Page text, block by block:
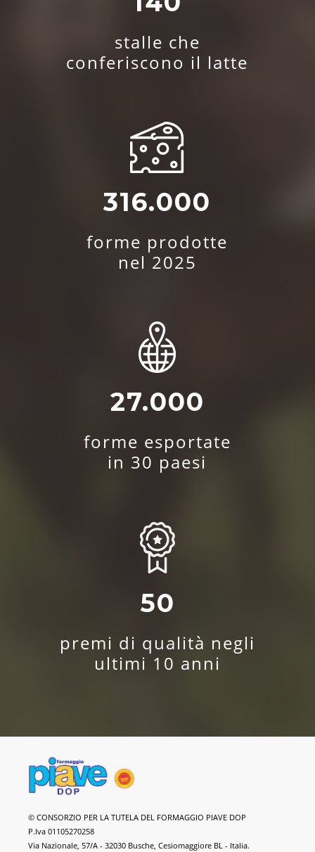
stalle che
conferiscono il latte
316.000
forme prodotte
nel 2025
27.000
forme esportate
in 30 paesi
50
premi di qualità negli
ultimi 10 anni
Formaggio
Piave
DOP
© CONSORZIO PER LA TUTELA DEL FORMAGGIO PIAVE DOP
P.Iva 01105270258
Via Nazionale, 57/A - 32030 Busche, Cesiomaggiore BL - Italia.